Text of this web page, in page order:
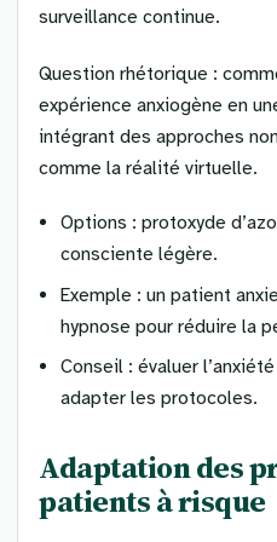
surveillance continue.
Question rhétorique :
expérience anxiogène en
intégrant des approches
comme la réalité virtuelle.
Options : protoxyde
consciente légère.
Exemple : un patient
hypnose pour réduire la
Conseil : évaluer
adapter les protocoles.
Adaptation des
patients à risque